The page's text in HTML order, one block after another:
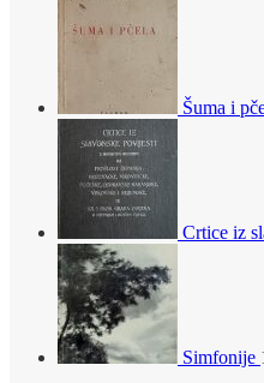
Šuma i
Crtice iz
Simfonije